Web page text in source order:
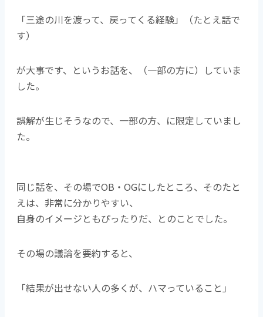
「三途の川を渡って、戻ってくる経験」（たとえ話で
す）
が大事です、というお話を、（一部の方に）していま
した。
誤解が生じそうなので、一部の方、に限定していまし
た。
同じ話を、その場でOB・OGにしたところ、そのたと
えは、非常に分かりやすい、
自身のイメージともぴったりだ、とのことでした。
その場の議論を要約すると、
「結果が出せない人の多くが、ハマっていること」